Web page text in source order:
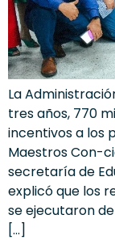
La
tres años, 770
incentivos a los
Maestros Con-
secretaría de
explicó que los
se ejecutaron
[…]